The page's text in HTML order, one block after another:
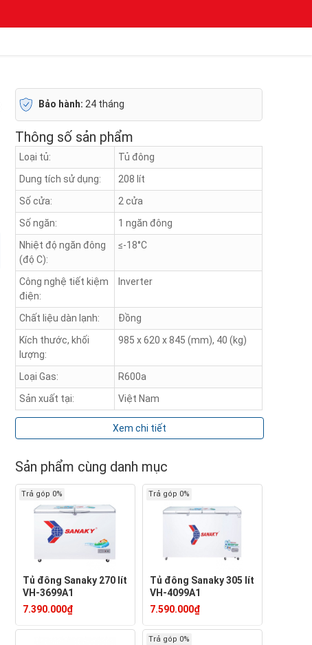
Bảo hành: 24 tháng
Thông số sản phẩm
Loại tủ:
Tủ đông
Dung tích sử dụng:
208 lít
Số cửa:
2 cửa
Số ngăn:
1 ngăn đông
Nhiệt độ ngăn đông
(độ C):
≤-18°C
Công nghệ tiết kiệm
điện:
Inverter
Chất liệu dàn lạnh:
Đồng
Kích thước, khối
lượng:
985 x 620 x 845 (mm), 40 (kg)
Loại Gas:
R600a
Sản xuất tại:
Việt Nam
Xem chi tiết
Sản phẩm cùng danh mục
Trả góp 0%
Tủ đông Sanaky 270 lít
VH-3699A1
7.390.000₫
Trả góp 0%
Tủ đông Sanaky 305 lít
VH-4099A1
7.590.000₫
Trả góp 0%